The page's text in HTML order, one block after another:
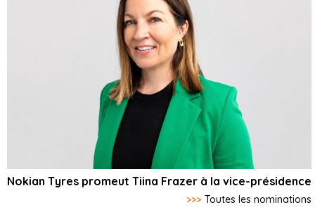
Nokian Tyres promeut Tiina Frazer à la vice-présidence
>>> Toutes les nominations